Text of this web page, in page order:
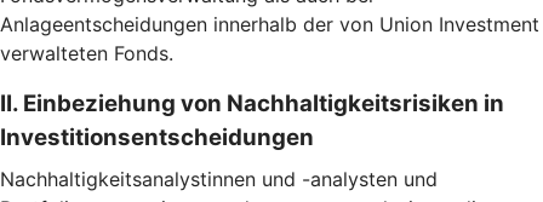
Anlageentscheidungen innerhalb der von Union Investment
verwalteten Fonds.
II. Einbeziehung von Nachhaltigkeitsrisiken in
Investitionsentscheidungen
Nachhaltigkeitsanalystinnen und -analysten und